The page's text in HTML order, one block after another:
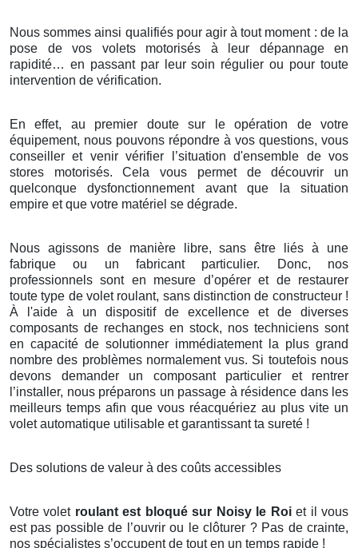
Nous sommes ainsi qualifiés pour agir à tout moment : de la
pose de vos volets motorisés à leur dépannage en
rapidité… en passant par leur soin régulier ou pour toute
intervention de vérification.
En effet, au premier doute sur le opération de votre
équipement, nous pouvons répondre à vos questions, vous
conseiller et venir vérifier l’situation d'ensemble de vos
stores motorisés. Cela vous permet de découvrir un
quelconque dysfonctionnement avant que la situation
empire et que votre matériel se dégrade.
Nous agissons de manière libre, sans être liés à une
fabrique ou un fabricant particulier. Donc, nos
professionnels sont en mesure d’opérer et de restaurer
toute type de volet roulant, sans distinction de constructeur !
À l'aide à un dispositif de excellence et de diverses
composants de rechanges en stock, nos techniciens sont
en capacité de solutionner immédiatement la plus grand
nombre des problèmes normalement vus. Si toutefois nous
devons demander un composant particulier et rentrer
l’installer, nous préparons un passage à résidence dans les
meilleurs temps afin que vous réacquériez au plus vite un
volet automatique utilisable et garantissant ta sureté !
Des solutions de valeur à des coûts accessibles
Votre volet roulant est bloqué sur Noisy le Roiet il vous
est pas possible de l’ouvrir ou le clôturer ? Pas de crainte,
nos spécialistes s’occupent de tout en un temps rapide !